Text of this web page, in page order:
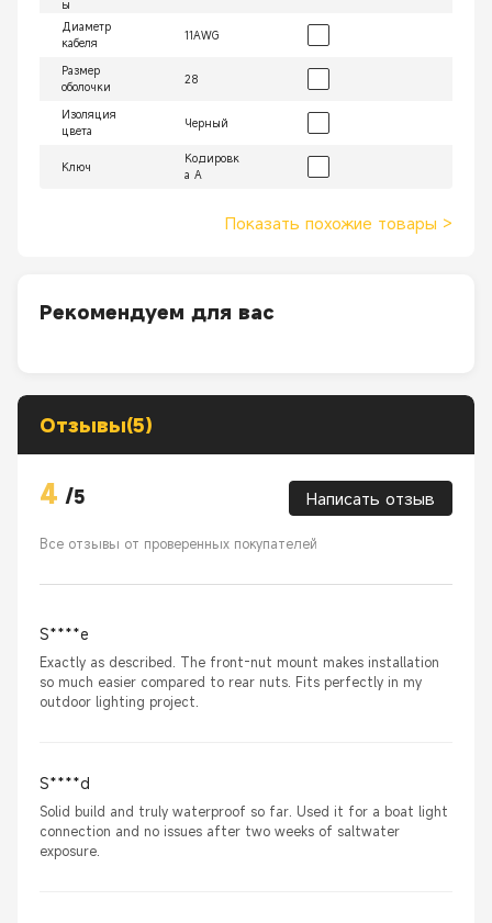
ы
Диаметр
кабеля
11AWG
Размер
оболочки
28
Изоляция
цвета
Черный
Ключ
Кодировк
а A
Показать похожие товары >
Рекомендуем для вас
Отзывы(5)
4 /5 Написать отзыв
Все отзывы от проверенных покупателей
S****e
Exactly as described. The front-nut mount makes installation
so much easier compared to rear nuts. Fits perfectly in my
outdoor lighting project.
S****d
Solid build and truly waterproof so far. Used it for a boat light
connection and no issues after two weeks of saltwater
exposure.